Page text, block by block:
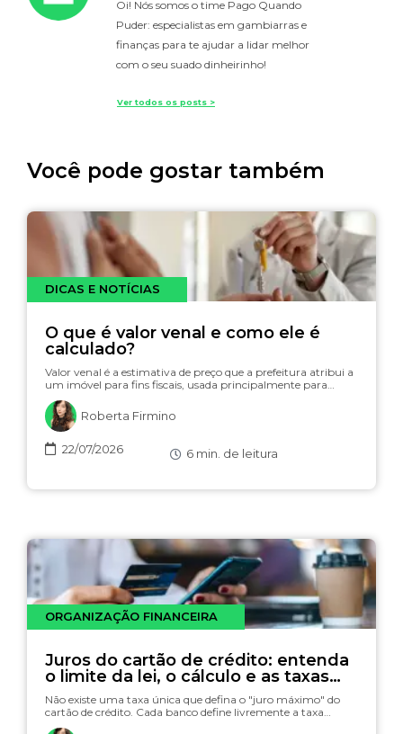
Oi! Nós somos o time Pago Quando
Puder: especialistas em gambiarras e
finanças para te ajudar a lidar melhor
com o seu suado dinheirinho!
Ver todos os posts >
Você pode gostar também
DICAS E NOTÍCIAS
O que é valor venal e como ele é
calculado?
Valor venal é a estimativa de preço que a prefeitura atribui a
um imóvel para fins fiscais, usada principalmente para…
Roberta Firmino
22/07/2026 6 min. de leitura
ORGANIZAÇÃO FINANCEIRA
Juros do cartão de crédito: entenda
o limite da lei, o cálculo e as taxas
(com simulador)
Não existe uma taxa única que defina o "juro máximo" do
cartão de crédito. Cada banco define livremente a taxa…